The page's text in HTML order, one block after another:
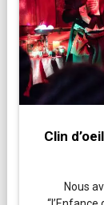
Clin
Nous